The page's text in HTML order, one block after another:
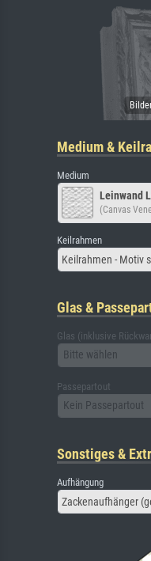
Medium &
Medium
Leinwand
(Canvas
Keilrahmen
Keilrahmen - Motiv
Glas &
Glas (inklusive
Bitte wählen
Passepartout
Kein Passepartout
Sonstiges &
Aufhängung
Zackenaufhänger